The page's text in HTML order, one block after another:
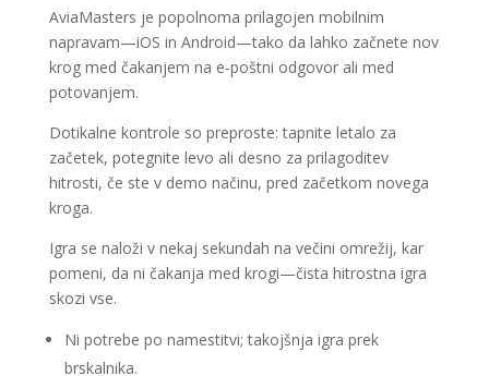
AviaMasters je popolnoma prilagojen mobilnim
napravam—iOS in Android—tako da lahko začnete nov
krog med čakanjem na e‑poštni odgovor ali med
potovanjem.
Dotikalne kontrole so preproste: tapnite letalo za
začetek, potegnite levo ali desno za prilagoditev
hitrosti, če ste v demo načinu, pred začetkom novega
kroga.
Igra se naloži v nekaj sekundah na večini omrežij, kar
pomeni, da ni čakanja med krogi—čista hitrostna igra
skozi vse.
Ni potrebe po namestitvi; takojšnja igra prek
brskalnika.